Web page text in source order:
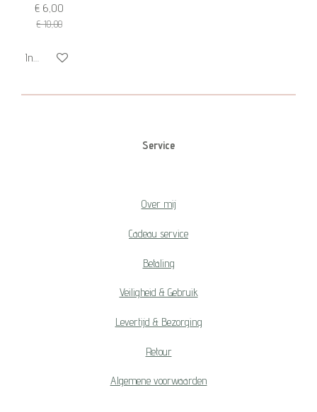
€ 6,00
€ 10,00
In winkelwagen
Service
Over mij
Cadeau service
Betaling
Veiligheid & Gebruik
Levertijd & Bezorging
Retour
Algemene voorwaarden